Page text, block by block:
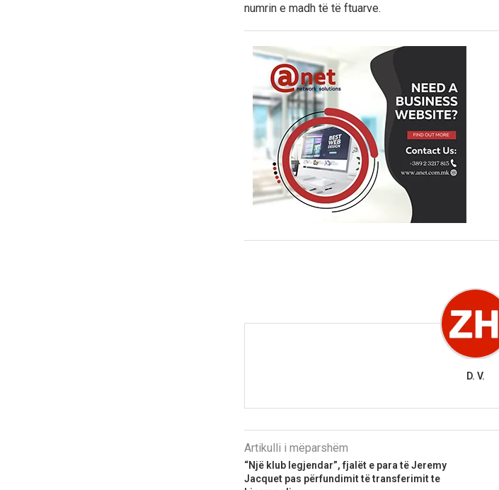
numrin e madh të të ftuarve.
D. V.
Artikulli i mëparshëm
“Një klub legjendar”, fjalët e para të Jeremy
Jacquet pas përfundimit të transferimit te